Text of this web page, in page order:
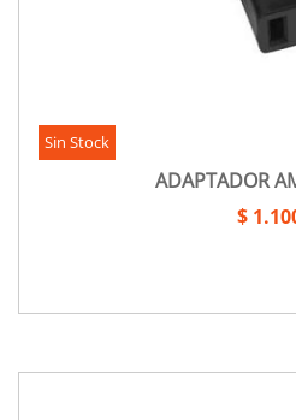
Sin Stock
ADAPTADOR
$